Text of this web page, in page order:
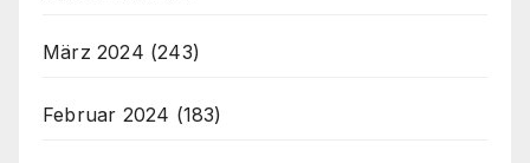
März 2024 (243)
Februar 2024 (183)